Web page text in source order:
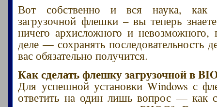
Вот собственно и вся наука, как
загрузочной флешки – вы теперь
ничего архисложного и невозможного,
деле — сохранять последовательность
вас обязательно получится.
Как сделать флешку загрузочной в
Для успешной установки Windows с
ответить на один лишь вопрос — как